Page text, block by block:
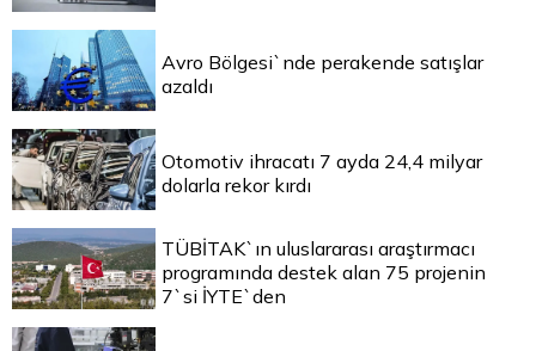
Avro Bölgesi`nde perakende satışlar
azaldı
Otomotiv ihracatı 7 ayda 24,4 milyar
dolarla rekor kırdı
TÜBİTAK`ın uluslararası araştırmacı
programında destek alan 75 projenin
7`si İYTE`den